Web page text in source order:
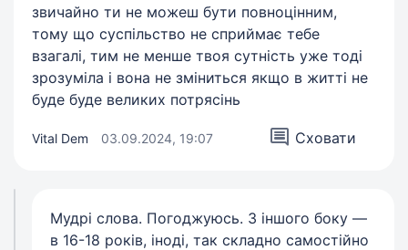
звичайно ти не можеш бути повноцінним,
тому що суспільство не сприймає тебе
взагалі, тим не менше твоя сутність уже тоді
зрозуміла і вона не зміниться якщо в житті не
буде буде великих потрясінь
Vital Dem 03.09.2024, 19:07 Сховати
Мудрі слова. Погоджуюсь. З іншого боку —
в 16-18 років, іноді, так складно самостійно